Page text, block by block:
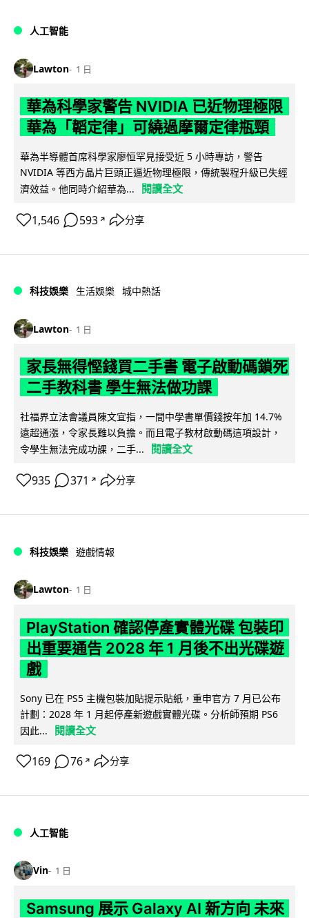
人工智能
Lawton 1 日
華為科學家警告 NVIDIA 已近物理極限
華為「韜定律」可繞過摩爾定律瓶頸
華為半導體首席科學家廖恒罕見接受近 5 小時專訪，警告
NVIDIA 等西方晶片巨頭正逼近物理極限，傳統製程升級已失經
濟效益。他同時介紹華為...
閱讀全文
1,546 593 ↗ 分享
科技娛樂 生活娛樂 城中熱話
Lawton 1 日
家長無得慳錢買二手書 電子啟動碼鎖死
二手教科書 學生無法做功課
社福界立法會議員陳文宜指，一間中學書單價錢按年加 14.7%
遠超通漲，令家長難以負擔。而且電子教材啟動碼這項設計，
令學生無法完成功課，二手...
閱讀全文
935 371 ↗ 分享
科技娛樂 遊戲情報
Lawton 1 日
PlayStation 確認停產實體光碟 包裝印
出重要通告 2028 年 1 月後不出光碟遊
戲
Sony 已在 PS5 主機包裝加貼提示貼紙，重申官方 7 月已公布
計劃：2028 年 1 月起停產新遊戲實體光碟。分析師預期 PS6
因此...
閱讀全文
169 76 ↗ 分享
人工智能
Vin 1 日
Samsung 展示 Galaxy AI 新方向 未來